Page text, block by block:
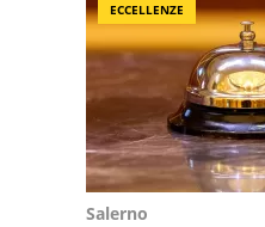
ECCELLENZE
Salerno